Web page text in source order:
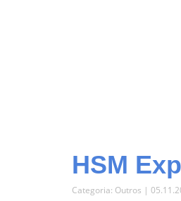
HSM
Categoria: Outros |